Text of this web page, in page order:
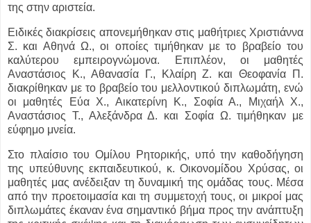
της στην αριστεία.
Ειδικές διακρίσεις απονεμήθηκαν στις μαθήτριες Χριστιάννα
Σ. και Αθηνά Ω., οι οποίες τιμήθηκαν με το βραβείο του
καλύτερου εμπειρογνώμονα. Επιπλέον, οι μαθητές
Αναστάσιος Κ., Αθανασία Γ., Κλαίρη Ζ. και Θεοφανία Π.
διακρίθηκαν με το βραβείο του μελλοντικού διπλωμάτη, ενώ
οι μαθητές Εύα Χ., Αικατερίνη Κ., Σοφία Α., Μιχαήλ Χ.,
Αναστάσιος Τ., Αλεξάνδρα Δ. και Σοφία Ω. τιμήθηκαν με
εύφημο μνεία.
Στο πλαίσιο του Ομίλου Ρητορικής, υπό την καθοδήγηση
της υπεύθυνης εκπαιδευτικού, κ. Οικονομίδου Χρύσας, οι
μαθητές μας ανέδειξαν τη δυναμική της ομάδας τους. Μέσα
από την προετοιμασία και τη συμμετοχή τους, οι μικροί μας
διπλωμάτες έκαναν ένα σημαντικό βήμα προς την ανάπτυξη